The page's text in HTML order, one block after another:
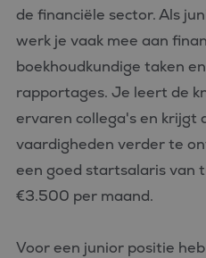
de financiële sector. Als
werk je vaak mee aan
boekhoudkundige taken
rapportages. Je leert de
ervaren collega's en krijgt
vaardigheden verder te
een goed startsalaris van
€3.500 per maand.
Voor een junior positie